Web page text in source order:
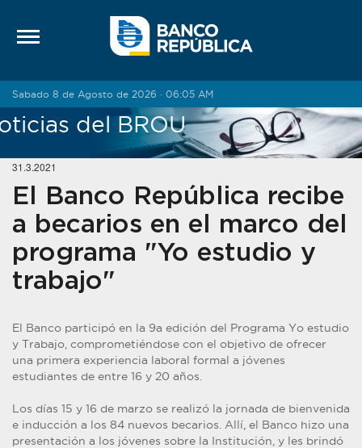
Sabado 8 de Agosto de 2026 · 06:05 AM
del BROU
31.3.2021
El Banco República recibe
a becarios en el marco del
programa "Yo estudio y
trabajo"
El Banco participó en la 9a edición del Programa Yo estudio
y Trabajo, comprometiéndose con el objetivo de ofrecer
una primera experiencia laboral formal a jóvenes
estudiantes de entre 16 y 20 años.
Los días 15 y 16 de marzo se realizó la jornada de bienvenida
e inducción a los 84 nuevos becarios. Allí, el Banco hizo una
presentación a los jóvenes sobre la Institución, y les brindó